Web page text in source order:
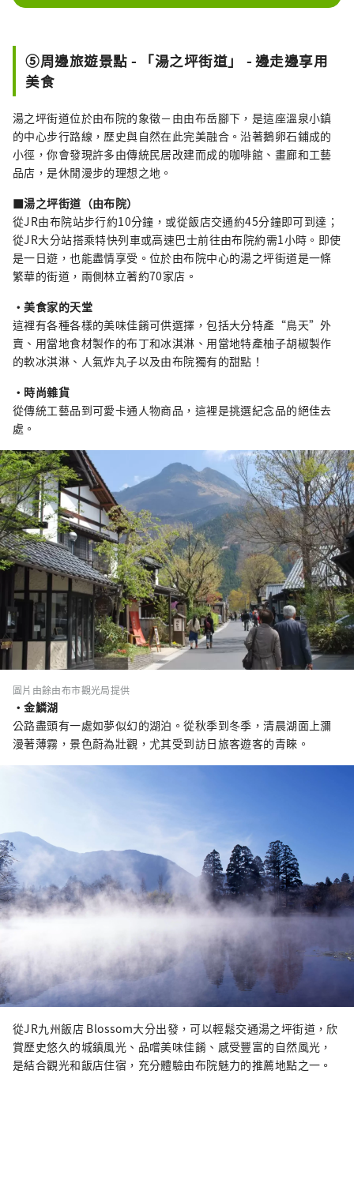
⑤周邊旅遊景點 - 「湯之坪街道」 - 邊走邊享用
美食
湯之坪街道位於由布院的象徵－由由布岳腳下，是這座溫泉小鎮
的中心步行路線，歷史與自然在此完美融合。沿著鵝卵石鋪成的
小徑，你會發現許多由傳統民居改建而成的咖啡館、畫廊和工藝
品店，是休閒漫步的理想之地。
■湯之坪街道（由布院）
從JR由布院站步行約10分鐘，或從飯店交通約45分鐘即可到達；
從JR大分站搭乘特快列車或高速巴士前往由布院約需1小時。即使
是一日遊，也能盡情享受。位於由布院中心的湯之坪街道是一條
繁華的街道，兩側林立著約70家店。
・美食家的天堂
這裡有各種各樣的美味佳餚可供選擇，包括大分特產“鳥天”外
賣、用當地食材製作的布丁和冰淇淋、用當地特產柚子胡椒製作
的軟冰淇淋、人氣炸丸子以及由布院獨有的甜點！
・時尚雜貨
從傳統工藝品到可愛卡通人物商品，這裡是挑選紀念品的絕佳去
處。
圖片由餘由布市觀光局提供
・金鱗湖
公路盡頭有一處如夢似幻的湖泊。從秋季到冬季，清晨湖面上瀰
漫著薄霧，景色蔚為壯觀，尤其受到訪日旅客遊客的青睞。
從JR九州飯店 Blossom大分出發，可以輕鬆交通湯之坪街道，欣
賞歷史悠久的城鎮風光、品嚐美味佳餚、感受豐富的自然風光，
是結合觀光和飯店住宿，充分體驗由布院魅力的推薦地點之一。